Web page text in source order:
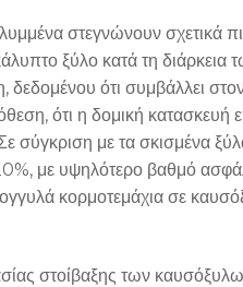
στεγνώνουν σχετικά
ξύλο κατά τη
ότι συμβάλλει
ότι η δομική κατασκευή
σύγκριση με τα σκισμένα
με υψηλότερο βαθμό
κορμοτεμάχια σε
στοίβαξης των